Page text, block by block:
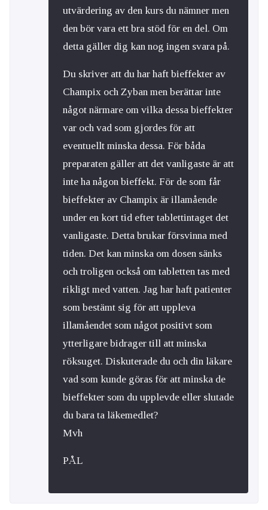
utvärdering av den kurs du nämner men
den bör vara ett bra stöd för en del. Om
detta gäller dig kan nog ingen svara på.
Du skriver att du har haft bieffekter av
Champix och Zyban men berättar inte
något närmare om vilka dessa bieffekter
var och vad som gjordes för att
eventuellt minska dessa. För båda
preparaten gäller att det vanligaste är att
inte ha någon bieffekt. För de som får
bieffekter av Champix är illamående
under en kort tid efter tablettintaget det
vanligaste. Detta brukar försvinna med
tiden. Det kan minska om dosen sänks
och troligen också om tabletten tas med
rikligt med vatten. Jag har haft patienter
som bestämt sig för att uppleva
illamåendet som något positivt som
ytterligare bidrager till att minska
röksuget. Diskuterade du och din läkare
vad som kunde göras för att minska de
bieffekter som du upplevde eller slutade
du bara ta läkemedlet?
Mvh
PÅL